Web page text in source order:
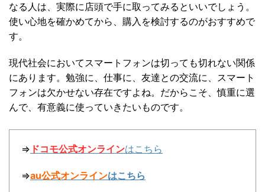
なる人は、実際に店頭で手に取ってみるといいでしょう。
使い心地を確かめてから、購入を検討するのがおすすめで
す。
現代社会においてスマートフォンは切っても切れない関係
にあります。勉強に、仕事に、友達との交流に、スマート
フォンは欠かせない存在ですよね。だからこそ、慎重に選
んで、有意義に使っていきたいものです。
⇒ ドコモ公式オンラインはこちら
⇒au公式オンラインはこちら